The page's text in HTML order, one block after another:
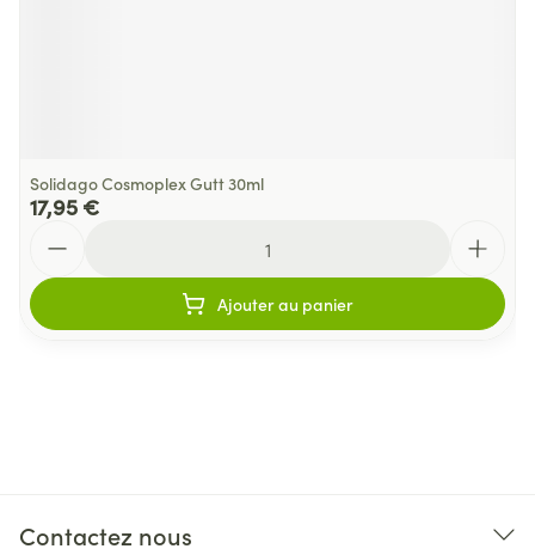
Solidago Cosmoplex Gutt 30ml
17,95 €
Ajouter au panier
Contactez nous